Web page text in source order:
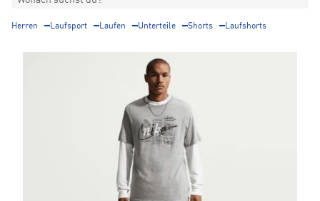
Herren Laufsport Laufen Unterteile Shorts Laufshorts